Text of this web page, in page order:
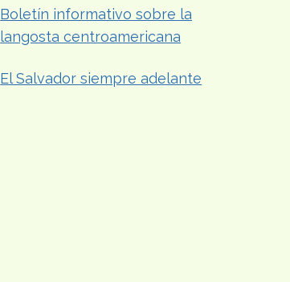
Boletín informativo sobre la
langosta centroamericana
El Salvador siempre adelante